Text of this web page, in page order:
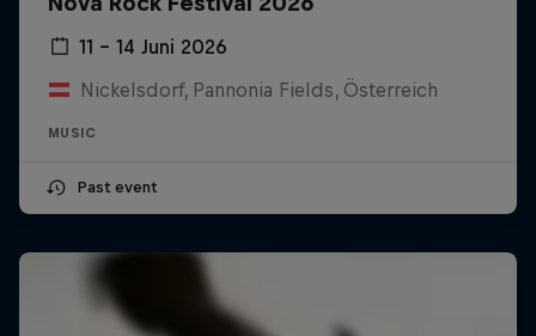
11 – 14 Juni 2026
Nickelsdorf, Pannonia Fields, Österreich
MUSIC
Past event